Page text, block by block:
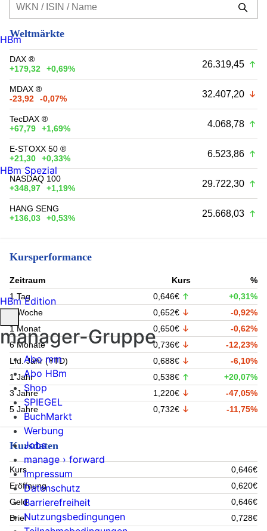
Weltmärkte
DAX ®
+179,32
+0,69% 26.319,45
MDAX ®
-23,92
-0,07% 32.407,20
TecDAX ®
+67,79
+1,69% 4.068,78
E-STOXX 50 ®
+21,30
+0,33% 6.523,86
NASDAQ 100
+348,97
+1,19% 29.722,30
HANG SENG
+136,03
+0,53% 25.668,03
Kursperformance
Zeitraum Kurs
%
1 Tag
0,646€
+0,31%
1 Woche
0,652€
-0,92%
1 Monat
0,650€
-0,62%
6 Monate
0,736€
-12,23%
Lfd. Jahr (YTD)
0,688€
-6,10%
1 Jahr
0,538€
+20,07%
3 Jahre
1,220€
-47,05%
5 Jahre
0,732€ -11,75%
Kursdaten
Kurs
0,646€
Eröffnung
0,620€
Geld
0,646€
Brief
0,728€
HBm
HBm Spezial
HBm Edition
manager-Gruppe
Abo mm
Abo HBm
Shop
SPIEGEL
BuchMarkt
Werbung
Jobs
manage › forward
Impressum
Datenschutz
Barrierefreiheit
Nutzungsbedingungen